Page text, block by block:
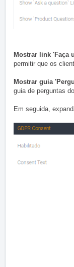
Mostrar link 'Faça
permitir que os
Mostrar guia
guia de perguntas
Em seguida,